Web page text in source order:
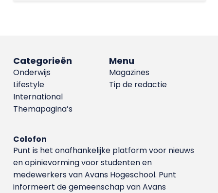
Menu
Magazines
Tip de redactie
Categorieën
Onderwijs
Lifestyle
International
Themapagina’s
Colofon
Punt is het onafhankelijke platform voor nieuws
en opinievorming voor studenten en
medewerkers van Avans Hoge­school. Punt
informeert de gemeenschap van Avans